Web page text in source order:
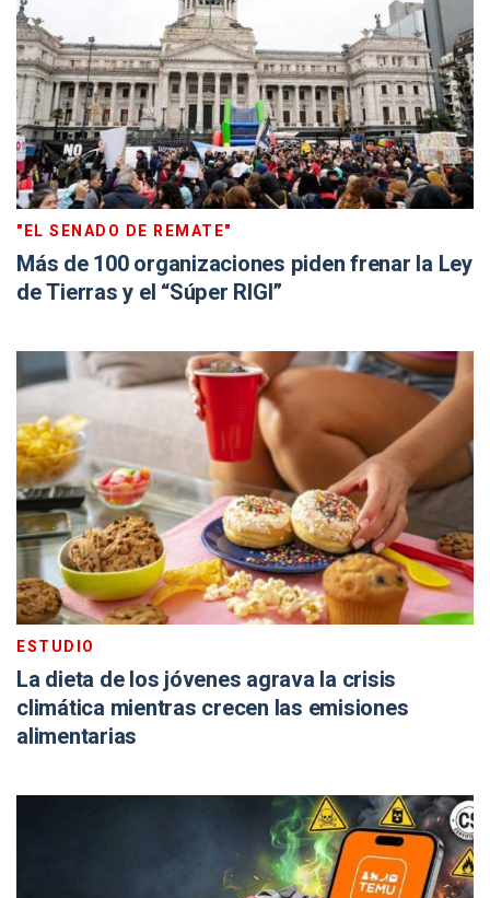
"EL SENADO DE REMATE"
Más de 100 organizaciones piden frenar la Ley
de Tierras y el “Súper RIGI”
ESTUDIO
La dieta de los jóvenes agrava la crisis
climática mientras crecen las emisiones
alimentarias